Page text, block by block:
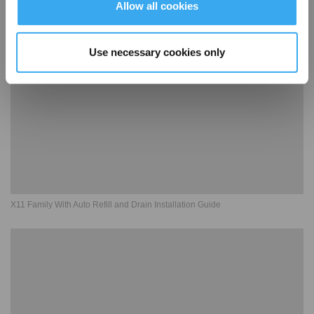
Allow all cookies
Use necessary cookies only
X11 Family With Auto Refill and Drain Installation Guide